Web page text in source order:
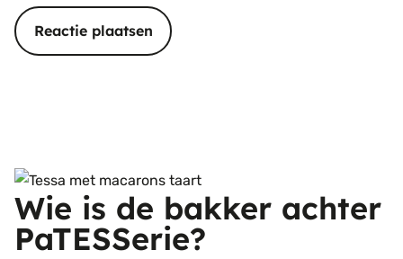
Wie is de bakker achter
PaTESSerie?